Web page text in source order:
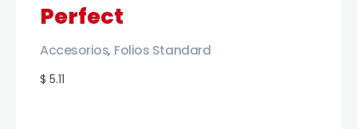
Perfect
$ 5.11
Accesorios, Folios Standard